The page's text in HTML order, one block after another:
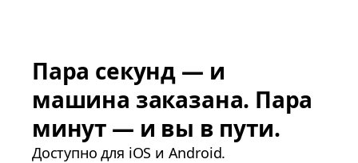
Пара секунд — и
машина заказана. Пара
минут — и вы в пути.
Доступно для iOS и Android.